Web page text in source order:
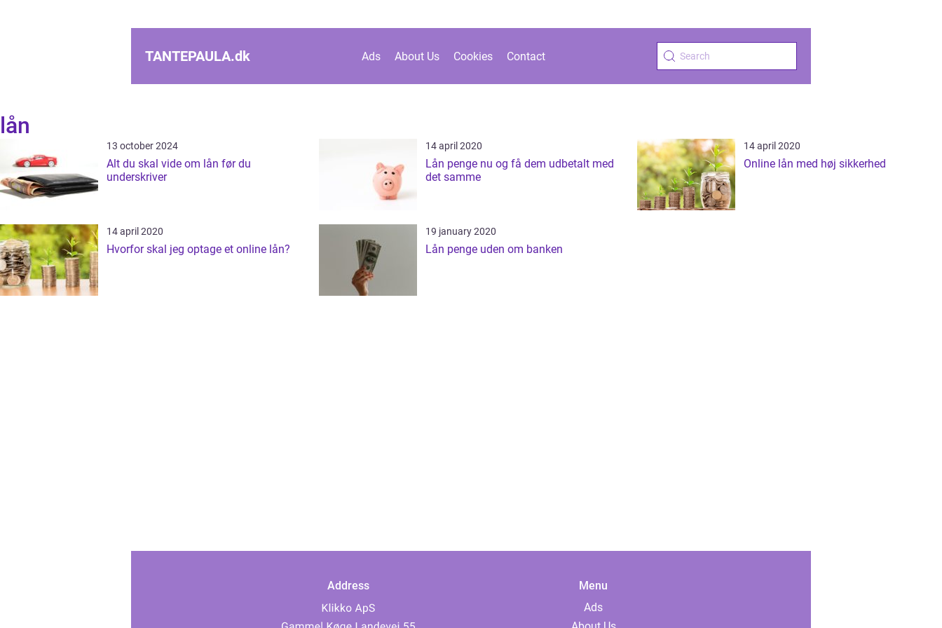
TANTEPAULA.dk Ads About Us Cookies Contact
lån
13 october 2024
Alt du skal vide om lån før du
underskriver
14 april 2020
Lån penge nu og få dem udbetalt med
det samme
14 april 2020
Online lån med høj sikkerhed
14 april 2020
Hvorfor skal jeg optage et online lån?
19 january 2020
Lån penge uden om banken
Address
Menu
Ads